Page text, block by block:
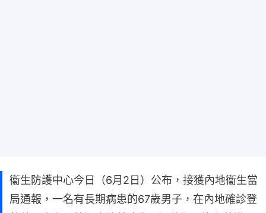
衞生防護中心今日（6月2日）公布，接獲內地衞生當
局通報，一名有長期病患的67歲男子，在內地確診登